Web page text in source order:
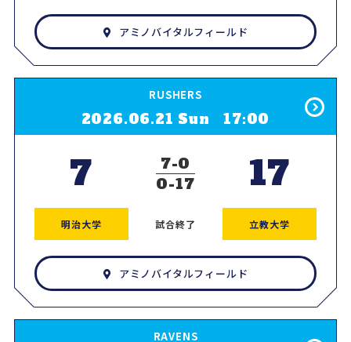
アミノバイタルフィールド
RUSHERS
2026.06.21 Sun 17:00
試合終了
明治大学 立教大学
7 17
7 0
0 17
アミノバイタルフィールド
RAVENS